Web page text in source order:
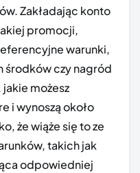
Zakładając konto
promocji,
warunki,
środków czy nagród
możesz
i wynoszą około
że wiąże się to ze
takich jak
odpowiedniej